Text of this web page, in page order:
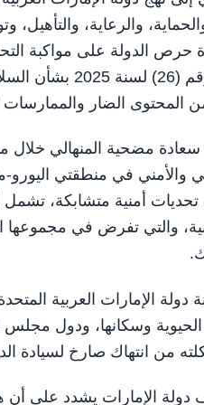
والرعاية،
حرص الدولة على مواكبة
المحتوى الضار والممارسات
سعادة مضحية المنهالي
والأمني في منطقتي
تحديات أمنية متشابكة، تشمل
والتي تفرض في مجموعها
الإمارات العربية
الحيوية وسكانها، ودول مجلس
من انتهاك صارخ لسيادة
الإمارات يشدد على أن